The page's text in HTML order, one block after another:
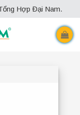
Hợp Đại Nam.